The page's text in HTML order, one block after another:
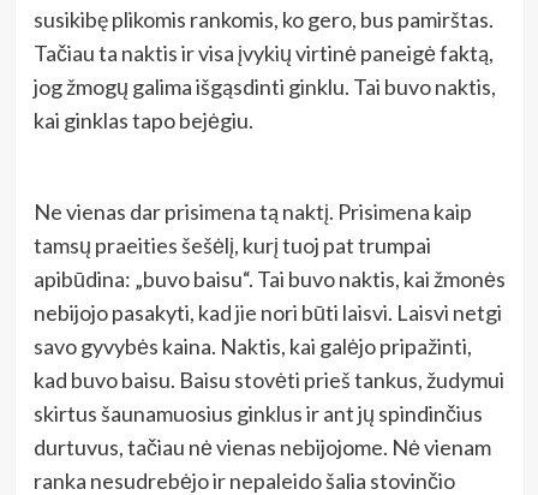
susikibę plikomis rankomis, ko gero, bus pamirštas.
Tačiau ta naktis ir visa įvykių virtinė paneigė faktą,
jog žmogų galima išgąsdinti ginklu. Tai buvo naktis,
kai ginklas tapo bejėgiu.
Ne vienas dar prisimena tą naktį. Prisimena kaip
tamsų praeities šešėlį, kurį tuoj pat trumpai
apibūdina: „buvo baisu“. Tai buvo naktis, kai žmonės
nebijojo pasakyti, kad jie nori būti laisvi. Laisvi netgi
savo gyvybės kaina. Naktis, kai galėjo pripažinti,
kad buvo baisu. Baisu stovėti prieš tankus, žudymui
skirtus šaunamuosius ginklus ir ant jų spindinčius
durtuvus, tačiau nė vienas nebijojome. Nė vienam
ranka nesudrebėjo ir nepaleido šalia stovinčio